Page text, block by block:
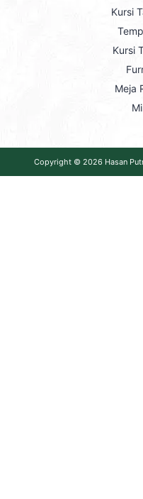
Kursi
Kursi
Meja
Copyright © 2026 Hasan